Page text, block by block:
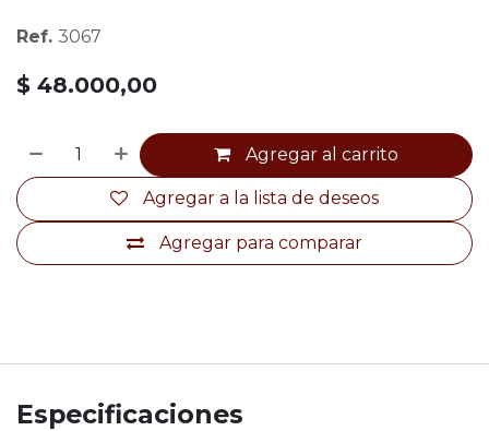
Ref. 3067
$ 48.000,00
Agregar al carrito
Agregar para comparar
Agregar a la lista de deseos
Especificaciones